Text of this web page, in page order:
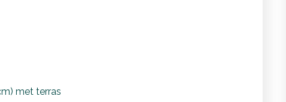
met terras